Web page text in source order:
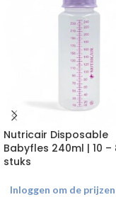
Nutricair Disposable
Babyfles 240ml | 10 –
stuks
Inloggen om de